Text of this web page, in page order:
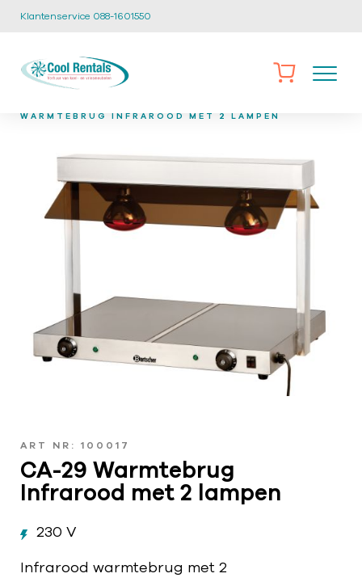
Klantenservice 088-1601550
WARMTEBRUG INFRAROOD MET 2 LAMPEN
ART NR: 100017
CA-29 Warmtebrug
Infrarood met 2 lampen
230 V
Infrarood warmtebrug met 2